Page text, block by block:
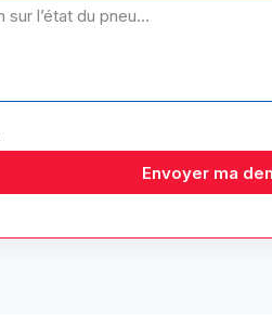
Envoyer ma